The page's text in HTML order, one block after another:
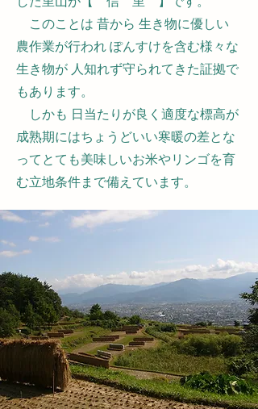
このことは 昔から 生き物に優しい
農作業が行われ ぽんすけを含む様々な
生き物が 人知れず守られてきた証拠で
もあります。
しかも 日当たりが良く適度な標高が
成熟期にはちょうどいい寒暖の差とな
ってとても美味しいお米やリンゴを育
む立地条件まで備えています。